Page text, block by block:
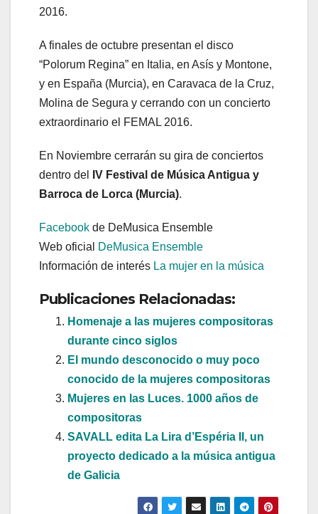
2016.
A finales de octubre presentan el disco
“Polorum Regina” en Italia, en Asís y Montone,
y en España (Murcia), en Caravaca de la Cruz,
Molina de Segura y cerrando con un concierto
extraordinario el FEMAL 2016.
En Noviembre cerrarán su gira de conciertos
dentro del
IV Festival de Música Antigua y
Barroca de Lorca (Murcia).
Facebook de DeMusica Ensemble
Web oficial
DeMusica Ensemble
Información de interés La mujer en la música
Publicaciones Relacionadas:
Homenaje a las mujeres compositoras
durante cinco siglos
El mundo desconocido o muy poco
conocido de la mujeres compositoras
Mujeres en las Luces. 1000 años de
compositoras
SAVALL edita La Lira d’Espéria II, un
proyecto dedicado a la música antigua
de Galicia